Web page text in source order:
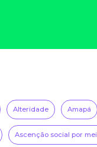
Alteridade Amapá
Ascenção social por